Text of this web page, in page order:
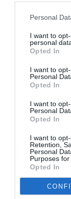
Personal
I want to
personal
Opted In
I want to
Personal
Opted In
I want to
Personal
Opted In
I want to
Retention,
Personal
Purposes for
Opted In
aer lingus